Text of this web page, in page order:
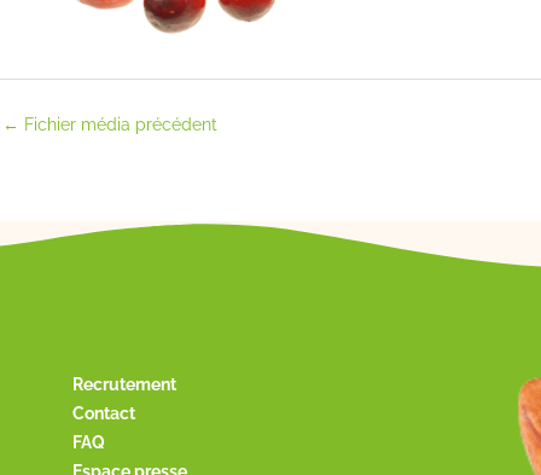
← Fichier média précédent
Recrutement
Contact
FAQ